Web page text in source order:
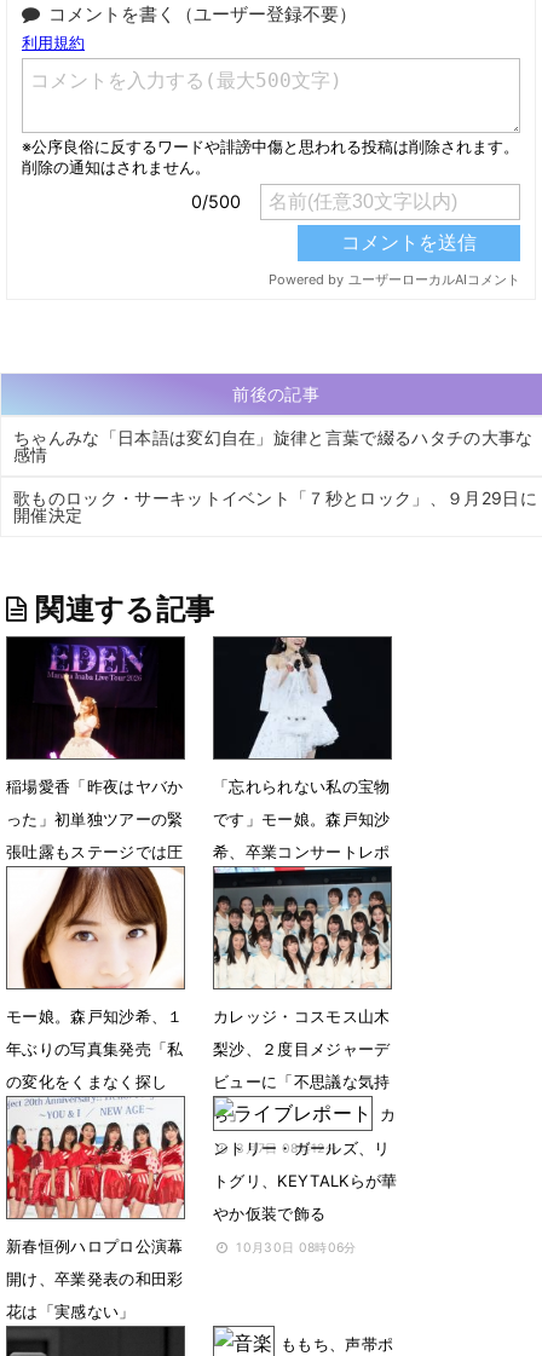
コメントを書く（ユーザー登録不要）
前後の記事
ちゃんみな「日本語は変幻自在」旋律と言葉で綴るハタチの大事な
感情
歌ものロック・サーキットイベント「７秒とロック」、９月29日に
開催決定
関連する記事
稲場愛香「昨夜はヤバか
った」初単独ツアーの緊
張吐露もステージでは圧
巻パフォ
4月20日 17時00分
「忘れられない私の宝物
です」モー娘。森戸知沙
希、卒業コンサートレポ
ート
6月21日 06時00分
モー娘。森戸知沙希、１
年ぶりの写真集発売「私
の変化をくまなく探し
て」
10月11日 06時00分
カレッジ・コスモス山木
梨沙、２度目メジャーデ
ビューに「不思議な気持
ち」
3月7日 08時12分
新春恒例ハロプロ公演幕
開け、卒業発表の和田彩
花は「実感ない」
カ
ントリー・ガールズ、リ
トグリ、KEYTALKらが華
やか仮装で飾る
10月30日 08時06分
ももち、声帯ポ